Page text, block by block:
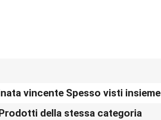
vincente Spesso visti insieme
della stessa categoria